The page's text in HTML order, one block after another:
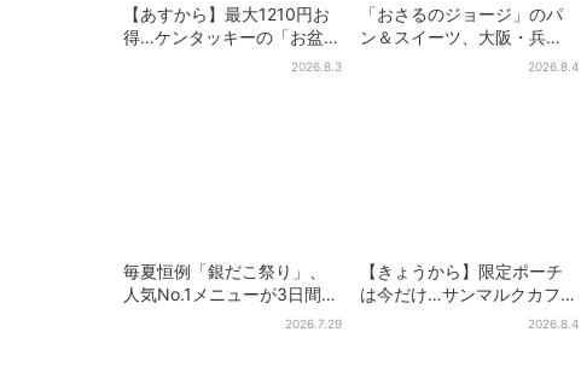
【あすから】最大1210円お
得…ケンタッキーの「お盆パ
ック」、2週間だけ！数量限
2026.8.3
「おさるのジョージ」のパ
ン＆スイーツ、大阪・兵
庫・京都限定で【きょうか
2026.8.4
毎夏恒例「銀だこ祭り」、
人気No.1メニューが3日間だ
2026.7.29
【きょうから】限定ポーチ
は今だけ…サンマルクカフェ
初の「夏福袋」、実質無料
2026.8.4